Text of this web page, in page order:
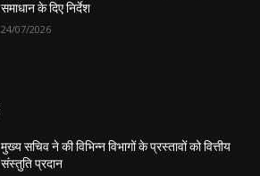
समाधान के दिए निर्देश
24/07/2026
मुख्य सचिव ने की विभिन्न विभागों के प्रस्तावों को वित्तीय
संस्तुति प्रदान